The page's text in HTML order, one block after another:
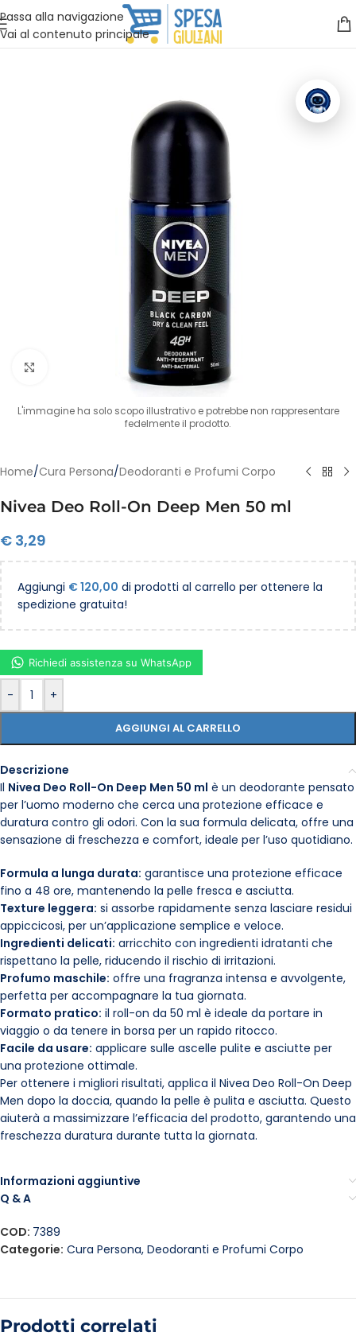
Passa alla navigazione
Vai al contenuto principale
Vuoi assistenza?Clicca qui e ti richiamiamo noi
Clicca per ingrandire
L'immagine ha solo scopo illustrativo e potrebbe non rappresentare
fedelmente il prodotto.
Home/Cura Persona/Deodoranti e Profumi Corpo
Nivea Deo Roll-On Deep Men 50 ml
€ 3,29
Aggiungi €120,00 di prodotti al carrello per ottenere la
spedizione gratuita!
- +
AGGIUNGI AL CARRELLO
Richiedi assistenza su WhatsApp
Descrizione
Il Nivea Deo Roll-On Deep Men 50 ml è un deodorante pensato
per l’uomo moderno che cerca una protezione efficace e
duratura contro gli odori. Con la sua formula delicata, offre una
sensazione di freschezza e comfort, ideale per l’uso quotidiano.
Formula a lunga durata: garantisce una protezione efficace
fino a 48 ore, mantenendo la pelle fresca e asciutta.
Texture leggera: si assorbe rapidamente senza lasciare residui
appiccicosi, per un’applicazione semplice e veloce.
Ingredienti delicati: arricchito con ingredienti idratanti che
rispettano la pelle, riducendo il rischio di irritazioni.
Profumo maschile: offre una fragranza intensa e avvolgente,
perfetta per accompagnare la tua giornata.
Formato pratico: il roll-on da 50 ml è ideale da portare in
viaggio o da tenere in borsa per un rapido ritocco.
Facile da usare: applicare sulle ascelle pulite e asciutte per
una protezione ottimale.
Per ottenere i migliori risultati, applica il Nivea Deo Roll-On Deep
Men dopo la doccia, quando la pelle è pulita e asciutta. Questo
aiuterà a massimizzare l’efficacia del prodotto, garantendo una
freschezza duratura durante tutta la giornata.
Informazioni aggiuntive
Q & A
COD: 7389
Categorie: Cura Persona, Deodoranti e Profumi Corpo
Prodotti correlati